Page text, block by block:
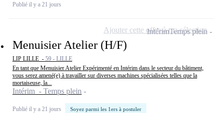
Publié il y a 21 jours
Menuisier Atelier (H/F)
LIP LILLE - 59 - LILLE
En tant que Menuisier Atelier Expérimenté en Intérim dans le secteur du bâtiment,
vous serez amené(e) à travailler sur diverses machines spécialisées telles que la
mortaiseuse, la...
Intérim - Temps plein
Publié il y a 21 jours Soyez parmi les 1ers à postuler
IntérimTemps plein
Ajouter cette offre à ma sélection